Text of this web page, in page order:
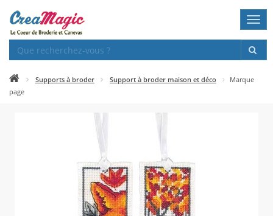
Supports à broder Support à broder maison et déco
Marque
page